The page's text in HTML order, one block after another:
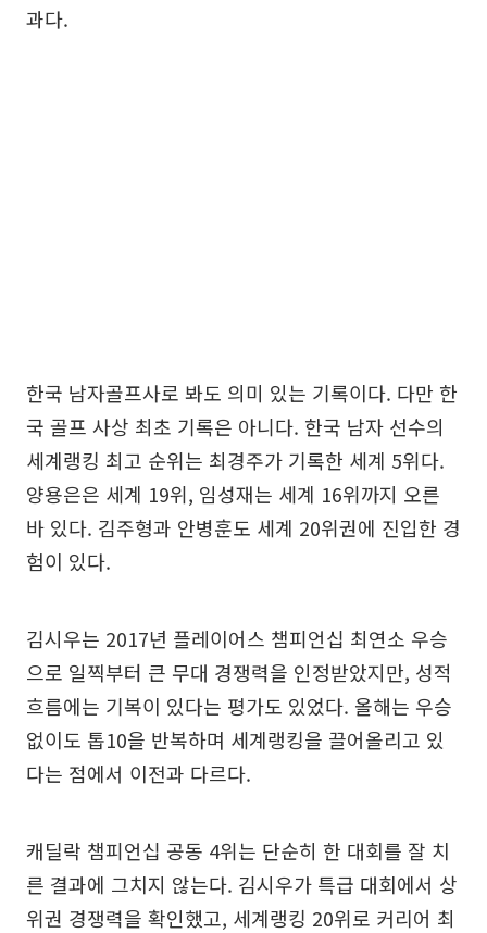
과다.
한국 남자골프사로 봐도 의미 있는 기록이다. 다만 한
국 골프 사상 최초 기록은 아니다. 한국 남자 선수의
세계랭킹 최고 순위는 최경주가 기록한 세계 5위다.
양용은은 세계 19위, 임성재는 세계 16위까지 오른
바 있다. 김주형과 안병훈도 세계 20위권에 진입한 경
험이 있다.
김시우는 2017년 플레이어스 챔피언십 최연소 우승
으로 일찍부터 큰 무대 경쟁력을 인정받았지만, 성적
흐름에는 기복이 있다는 평가도 있었다. 올해는 우승
없이도 톱10을 반복하며 세계랭킹을 끌어올리고 있
다는 점에서 이전과 다르다.
캐딜락 챔피언십 공동 4위는 단순히 한 대회를 잘 치
른 결과에 그치지 않는다. 김시우가 특급 대회에서 상
위권 경쟁력을 확인했고, 세계랭킹 20위로 커리어 최